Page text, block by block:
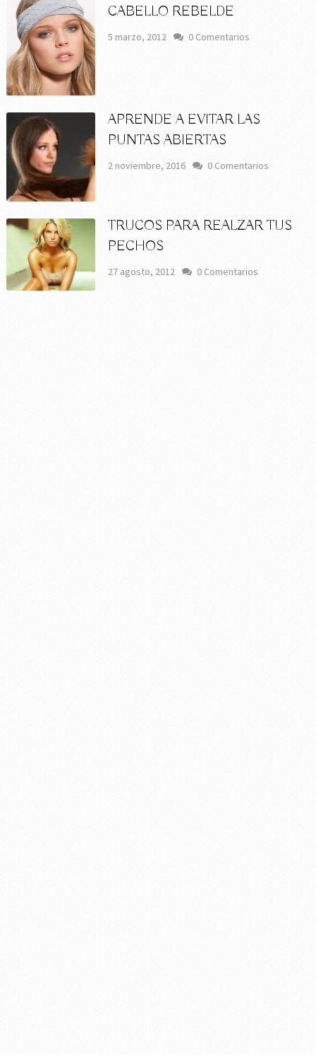
CABELLO REBELDE
5 marzo, 2012 0 Comentarios
APRENDE A EVITAR LAS
PUNTAS ABIERTAS
2 noviembre, 2016 0 Comentarios
TRUCOS PARA REALZAR TUS
PECHOS
27 agosto, 2012 0 Comentarios